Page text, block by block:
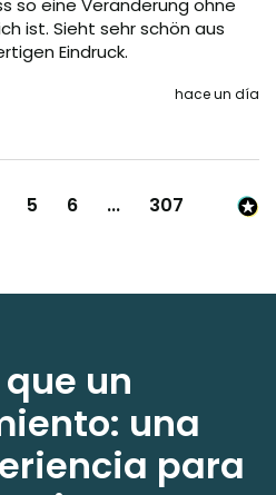
so eine Veränderung ohne
ist. Sieht sehr schön aus
Eindruck.
hace un día
5 6 ... 307
un
una
para